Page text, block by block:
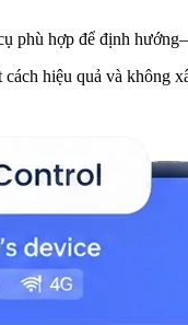
phù hợp để định
hiệu quả và không